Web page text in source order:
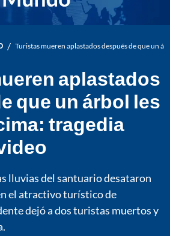
/ Turistas mueren aplastados después de que un
aplastados
que un árbol les
tragedia
lluvias del santuario desataron
el atractivo turístico de
dejó a dos turistas muertos y